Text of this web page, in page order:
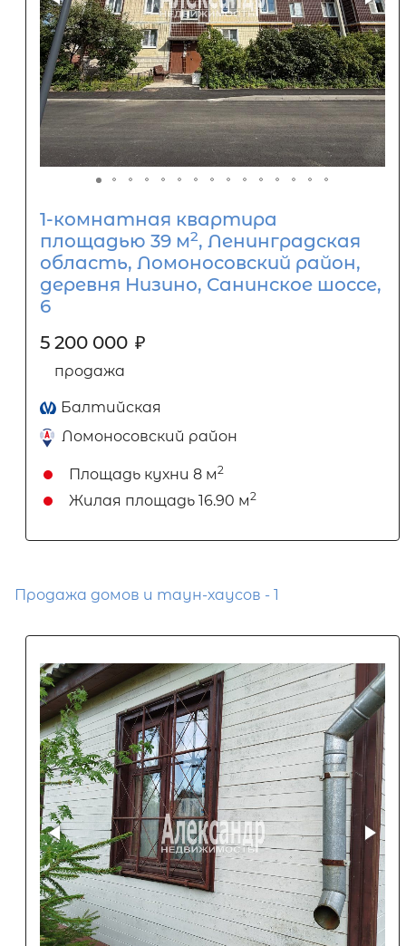
1-комнатная квартира
площадью 39 м2, Ленинградская
область, Ломоносовский район,
деревня Низино, Санинское шоссе,
6
5 200 000 ₽
продажа
Балтийская
Ломоносовский район
Площадь кухни 8 м2
Жилая площадь 16.90 м2
Продажа домов и таун-хаусов - 1